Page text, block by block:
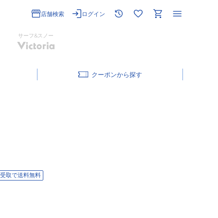
店舗検索 ログイン
サーフ&スノー
クーポン
取で送料無料